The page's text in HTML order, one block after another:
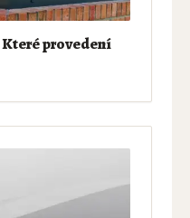
provedení